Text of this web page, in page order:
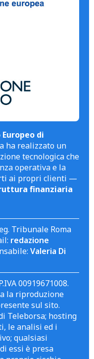
Europeo di
ha realizzato un
tecnologica che
operativa e la
ai propri clienti —
finanziaria
Tribunale Roma
redazione
Valeria Di
00919671008.
la riproduzione
sul sito.
Teleborsa; hosting
le analisi ed i
qualsiasi
essi è presa